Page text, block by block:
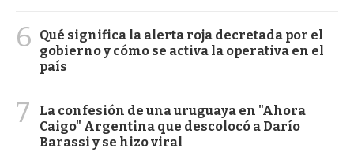
6
Qué significa la alerta roja decretada por el
gobierno y cómo se activa la operativa en el
país
7
La confesión de una uruguaya en "Ahora
Caigo" Argentina que descolocó a Darío
Barassi y se hizo viral